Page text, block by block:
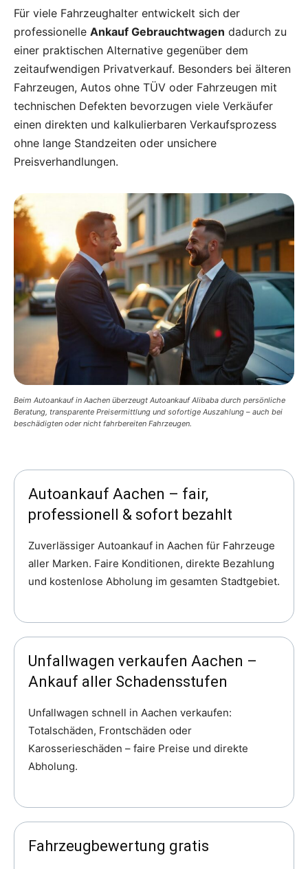
Für viele Fahrzeughalter entwickelt sich der
professionelle Ankauf Gebrauchtwagen dadurch zu
einer praktischen Alternative gegenüber dem
zeitaufwendigen Privatverkauf. Besonders bei älteren
Fahrzeugen, Autos ohne TÜV oder Fahrzeugen mit
technischen Defekten bevorzugen viele Verkäufer
einen direkten und kalkulierbaren Verkaufsprozess
ohne lange Standzeiten oder unsichere
Preisverhandlungen.
Beim Autoankauf in Aachen überzeugt Autoankauf Alibaba durch persönliche
Beratung, transparente Preisermittlung und sofortige Auszahlung – auch bei
beschädigten oder nicht fahrbereiten Fahrzeugen.
Autoankauf Aachen – fair,
professionell & sofort bezahlt
Zuverlässiger Autoankauf in Aachen für Fahrzeuge
aller Marken. Faire Konditionen, direkte Bezahlung
und kostenlose Abholung im gesamten Stadtgebiet.
Unfallwagen verkaufen Aachen –
Ankauf aller Schadensstufen
Unfallwagen schnell in Aachen verkaufen:
Totalschäden, Frontschäden oder
Karosserieschäden – faire Preise und direkte
Abholung.
Fahrzeugbewertung gratis